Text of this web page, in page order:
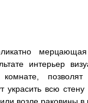
мерцающая
интерьер
позволят
украсить всю